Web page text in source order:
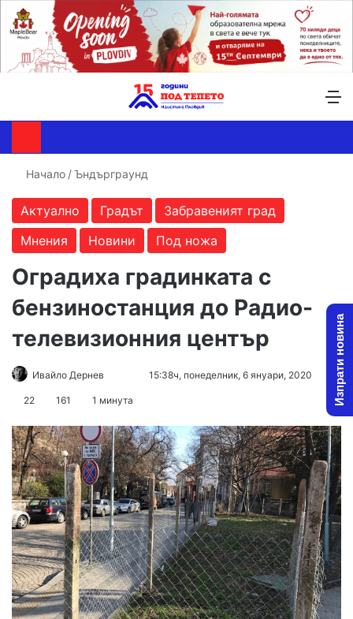
Начало /Ъндърграунд
Актуално Градът
Забравеният град
Мнения
Новини Под ножа
Оградиха градинката с
бензиностанция до Радио-
телевизионния център
Ивайло Дернев
l
o
w
o
n
X
d
a
n
e
m
a
i
l
15:38ч, понеделник, 6 януари, 2020
22 161 1 минута Изпрати новина